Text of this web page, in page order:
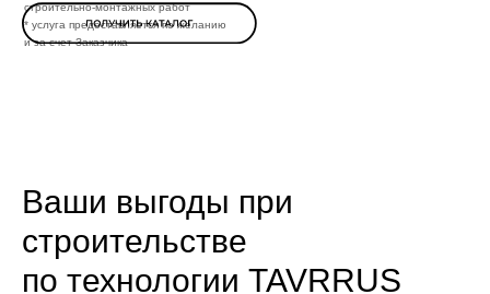
строительно-монтажных работ
* услуга предоставляется по желанию
и за счет Заказчика
Ваши выгоды при
строительстве
по технологии TAVRRUS